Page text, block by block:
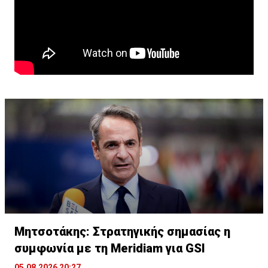
δημιουργεί μακροοικονομικούς κινδύνους.»
Μητσοτάκης: Στρατηγικής σημασίας η
συμφωνία με τη Meridiam για GSI